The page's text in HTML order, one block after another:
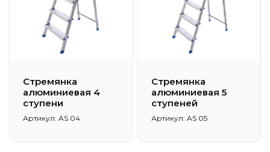
Стремянка
алюминиевая 4
ступени
Артикул: AS 04
Стремянка
алюминиевая 5
ступеней
Артикул: AS 05